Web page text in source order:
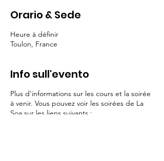
Orario & Sede
Heure à définir
Toulon, France
Info sull'evento
Plus d'informations sur les cours et la soirée
à venir. Vous pouvez voir les soirées de La
Soa sur les liens suivants :